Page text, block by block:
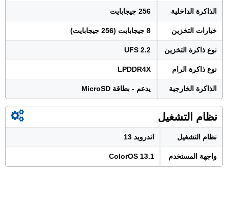
الذاكرة الداخلية 256 جيجابايت
خيارات التخزين 8 جيجابايت (256 جيجابايت)
نوع ذاكرة التخزين UFS 2.2
نوع ذاكرة الرام LPDDR4X
الذاكرة الخارجية يدعم - بطاقة MicroSD
نظام التشغيل
نظام التشغيل اندرويد 13
واجهة المستخدم ColorOS 13.1